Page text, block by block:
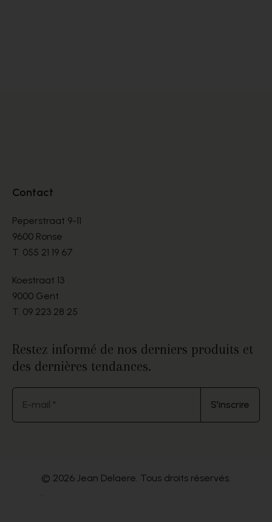
Contact
Peperstraat 9-11
9600 Ronse
T. 055 21 19 67
Koestraat 13
9000 Gent
T. 09 223 28 25
Restez informé de nos derniers produits et
des dernières tendances.
E-mail * S'inscrire
© 2026 Jean Delaere. Tous droits réservés.
.